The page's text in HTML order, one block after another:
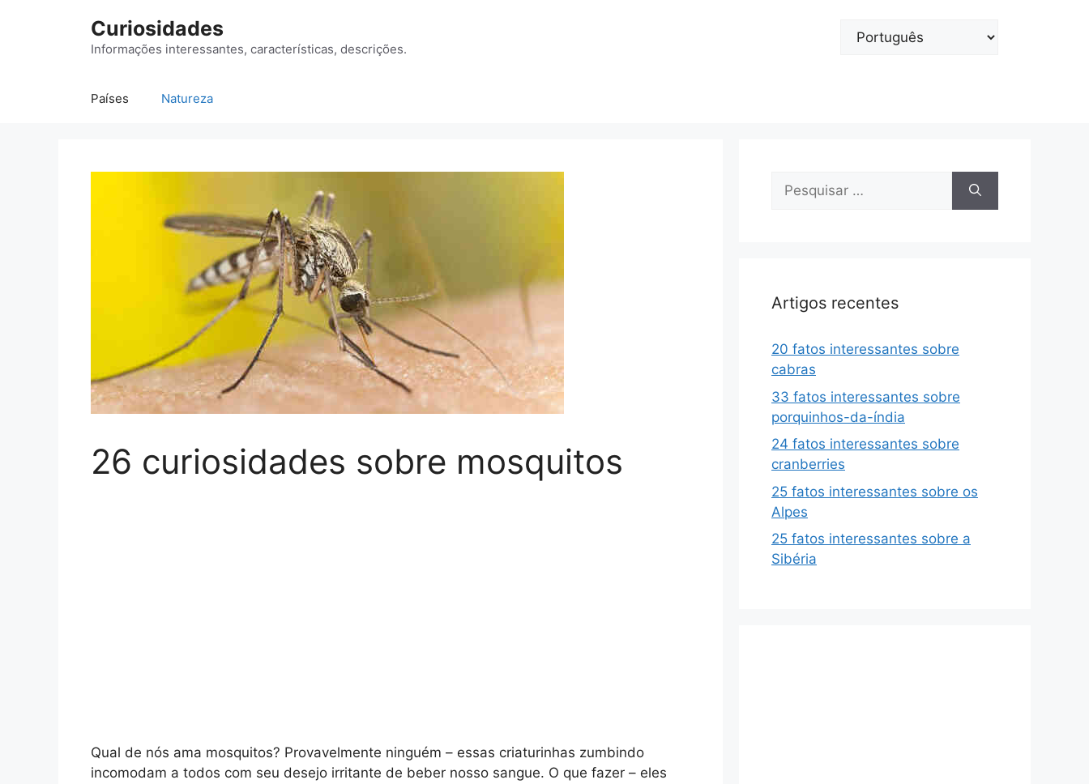
Curiosidades
Informações interessantes, características, descrições.
Escolha
Países Natureza
26 curiosidades sobre mosquitos
Qual ​​de nós ama mosquitos? Provavelmente ninguém – essas criaturinhas zumbindo
incomodam a todos com seu desejo irritante de beber nosso sangue. O que fazer – eles
Pesquisar
Artigos recentes
20 fatos interessantes sobre
cabras
33 fatos interessantes sobre
porquinhos-da-índia
24 fatos interessantes sobre
cranberries
25 fatos interessantes sobre os
Alpes
25 fatos interessantes sobre a
Sibéria